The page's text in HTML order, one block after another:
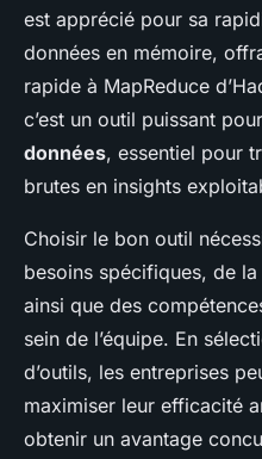
est apprécié pour sa
données en mémoire,
rapide à MapReduce
c’est un outil puissant
données, essentiel pour
brutes en insights
Choisir le bon outil
besoins spécifiques, de
ainsi que des
sein de l’équipe. En
d’outils, les entreprises
maximiser leur efficacité
obtenir un avantage